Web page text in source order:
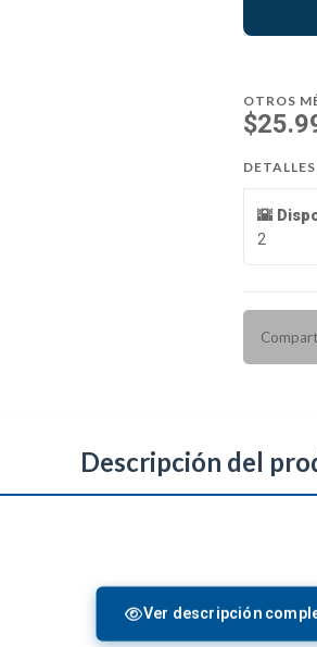
OTROS
🌇
2
Descripción del
Ver descripción